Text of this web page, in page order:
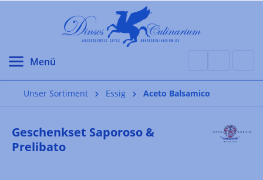
Unser Sortiment Essig Aceto Balsamico
Geschenkset Saporoso &
Prelibato